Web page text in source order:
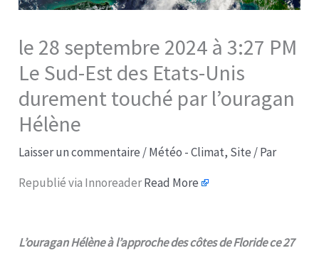
le 28 septembre 2024 à 3:27 PM
Le Sud-Est des Etats-Unis
durement touché par l’ouragan
Hélène
Laisser un commentaire /Météo - Climat, Site / Par
Republié via InnoreaderRead More
L’ouragan Hélène à l’approche des côtes de Floride ce 27